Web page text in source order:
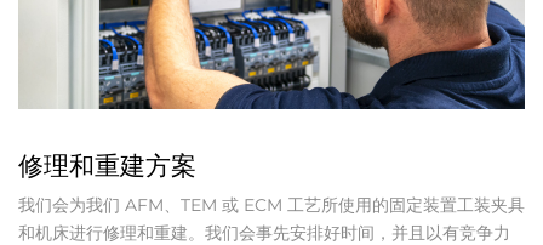
修理和重建方案
我们会为我们 AFM、TEM 或 ECM 工艺所使用的固定装置工装夹具
和机床进行修理和重建。我们会事先安排好时间，并且以有竞争力